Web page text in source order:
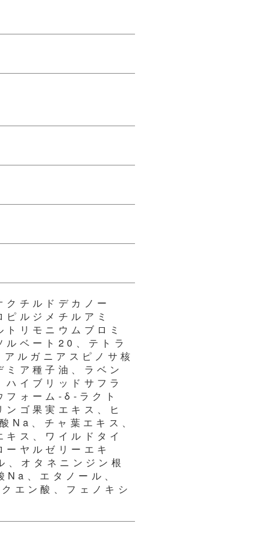
チルドデカノー
ルジメチルアミ
リモニウムブロミ
ルベート20、テトラ
ルガニアスピノサ核
ア種子油、ラベン
イブリッドサフラ
フォーム-δ-ラクト
ゴ果実エキス、ヒ
Na、チャ葉エキス、
ス、ワイルドタイ
ヤルゼリーエキ
オタネニンジン根
、エタノール、
エン酸、フェノキシ